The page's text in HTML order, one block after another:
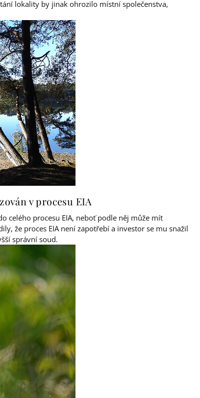
lokality by jinak ohrozilo místní společenstva,
v procesu EIA
celého procesu EIA, neboť podle něj může mít
že proces EIA není zapotřebí a investor se mu snažil
správní soud.